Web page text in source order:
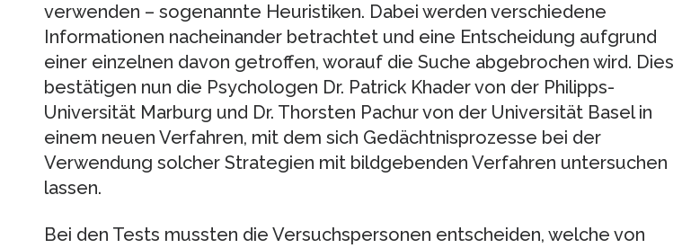
verwenden – sogenannte Heuristiken. Dabei werden verschiedene
Informationen nacheinander betrachtet und eine Entscheidung aufgrund
einer einzelnen davon getroffen, worauf die Suche abgebrochen wird. Dies
bestätigen nun die Psychologen Dr. Patrick Khader von der Philipps-
Universität Marburg und Dr. Thorsten Pachur von der Universität Basel in
einem neuen Verfahren, mit dem sich Gedächtnisprozesse bei der
Verwendung solcher Strategien mit bildgebenden Verfahren untersuchen
lassen.
Bei den Tests mussten die Versuchspersonen entscheiden, welche von